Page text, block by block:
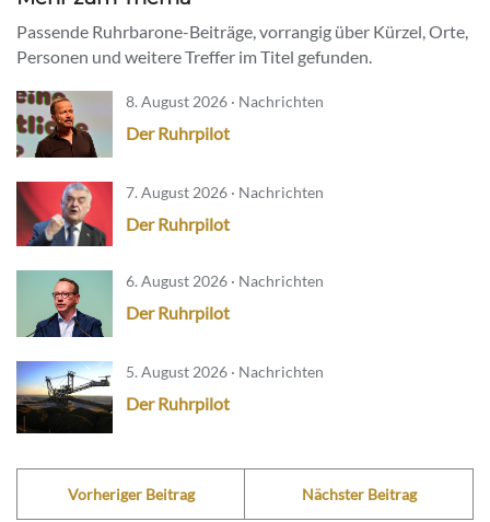
Passende Ruhrbarone-Beiträge, vorrangig über Kürzel, Orte,
Personen und weitere Treffer im Titel gefunden.
8. August 2026 · Nachrichten
Der Ruhrpilot
7. August 2026 · Nachrichten
Der Ruhrpilot
6. August 2026 · Nachrichten
Der Ruhrpilot
5. August 2026 · Nachrichten
Der Ruhrpilot
Vorheriger Beitrag Nächster Beitrag